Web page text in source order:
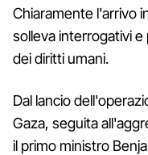
Chiaramente l'arrivo
solleva interrogativi
dei diritti umani.
Dal lancio
Gaza, seguita
il primo ministro